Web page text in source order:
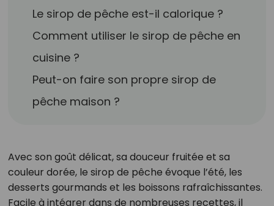
Le sirop de pêche est-il calorique ?
Comment utiliser le sirop de pêche en
cuisine ?
Peut-on faire son propre sirop de
pêche maison ?
Avec son goût délicat, sa douceur fruitée et sa
couleur dorée, le sirop de pêche évoque l’été, les
desserts gourmands et les boissons rafraîchissantes.
Facile à intégrer dans de nombreuses recettes, il